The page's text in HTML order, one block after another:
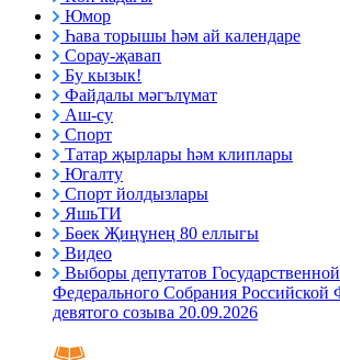
Юмор
Һава торышы һәм ай календаре
Сорау-җавап
Бу кызык!
Файдалы мәгълүмат
Аш-су
Спорт
Татар җырлары һәм клиплары
Югалту
Спорт йолдызлары
ЯшьТИ
Бөек Җиңүнең 80 еллыгы
Видео
Выборы депутатов
Федерального Собрания Российской
девятого созыва 20.09.2026